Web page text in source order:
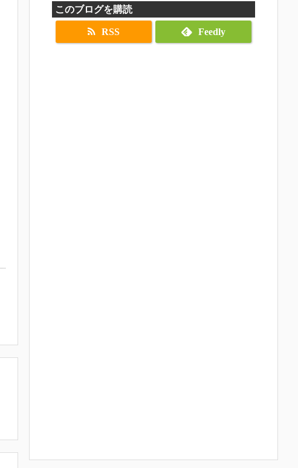
このブログを購読
RSS Feedly